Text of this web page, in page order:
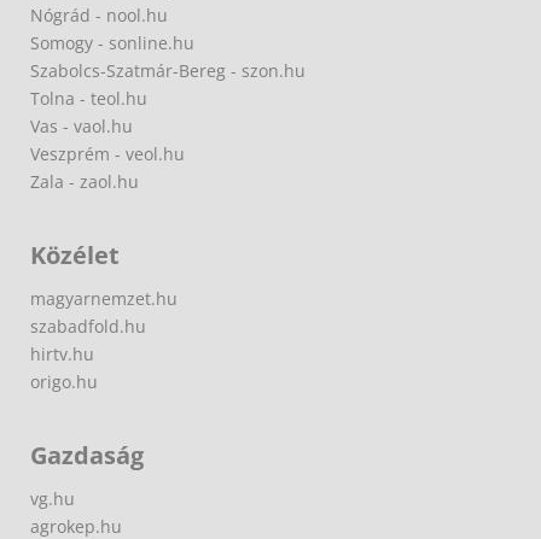
Nógrád - nool.hu
Somogy - sonline.hu
Szabolcs-Szatmár-Bereg - szon.hu
Tolna - teol.hu
Vas - vaol.hu
Veszprém - veol.hu
Zala - zaol.hu
Közélet
magyarnemzet.hu
szabadfold.hu
hirtv.hu
origo.hu
Gazdaság
vg.hu
agrokep.hu